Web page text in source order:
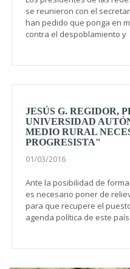
se reunieron con el
han pedido que ponga en
contra el despoblamiento
JESÚS G. REGIDOR,
UNIVERSIDAD
MEDIO RURAL
PROGRESISTA"
01/03/2016
Ante la posibilidad de
es necesario poner de
para que recupere el
agenda política de este